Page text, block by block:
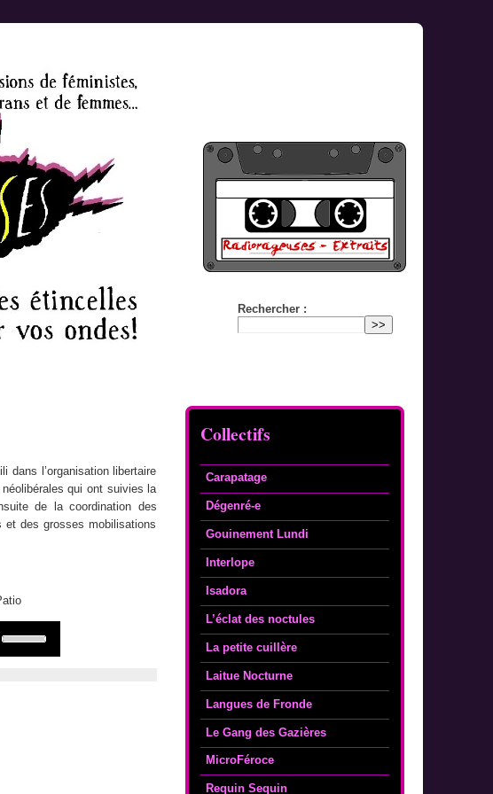
Rechercher :
Collectifs
Carapatage
Dégenré-e
Gouinement Lundi
Interlope
Isadora
L’éclat des noctules
La petite cuillère
Laitue Nocturne
Langues de Fronde
Le Gang des Gazières
MicroFéroce
Requin Sequin
dans l’organisation libertaire
qui ont suivies la
de la coordination des
des grosses mobilisations
Up/Down